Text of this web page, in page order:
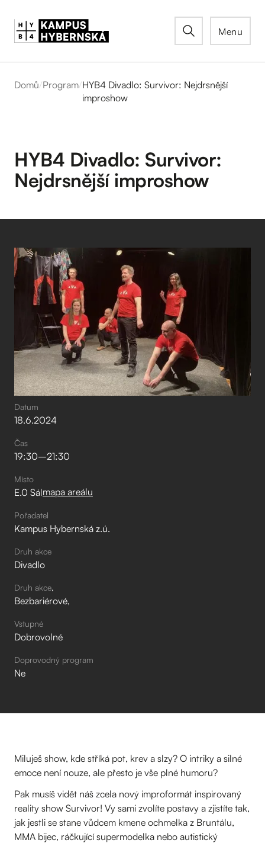
Menu
Domů/Program/HYB4 Divadlo: Survivor: Nejdrsnější
improshow
HYB4 Divadlo: Survivor:
Nejdrsnější improshow
Datum
18.6.2024
Čas
19:30–⁠21:30
Místo
E.0 Sálmapa areálu
Pořadatel
Kampus Hybernská z.ú.
Druh akce
Divadlo
Druh akce
Bezbariérové
Vstupné
Dobrovolné
Doprovodný program
Ne
Miluješ show, kde stříká pot, krev a slzy? O intriky a silné
emoce není nouze, ale přesto je vše plné humoru?
Pak musíš vidět náš zcela nový improformát inspirovaný
reality show Survivor! Vy sami zvolíte postavy a zjistíte tak,
jak jestli se stane vůdcem kmene ochmelka z Bruntálu,
MMA bijec, ráčkující supermodelka nebo autistický